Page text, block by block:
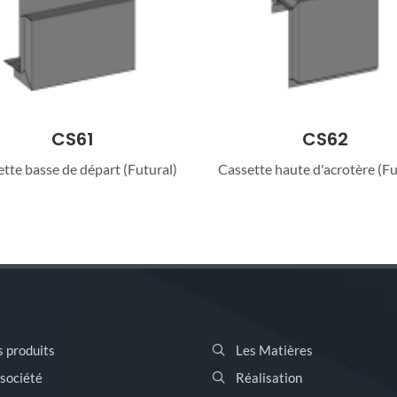
CS62
haute d'acrotère (Futural)
CS65
Angle sortant (Futural)
produits
Les Matières
Réalisation